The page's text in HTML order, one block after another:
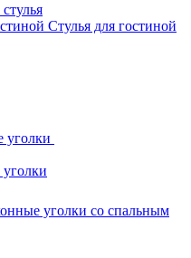
Стулья для гостиной
уголки
уголки со спальным